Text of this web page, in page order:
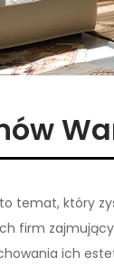
temat, który
firm
ich